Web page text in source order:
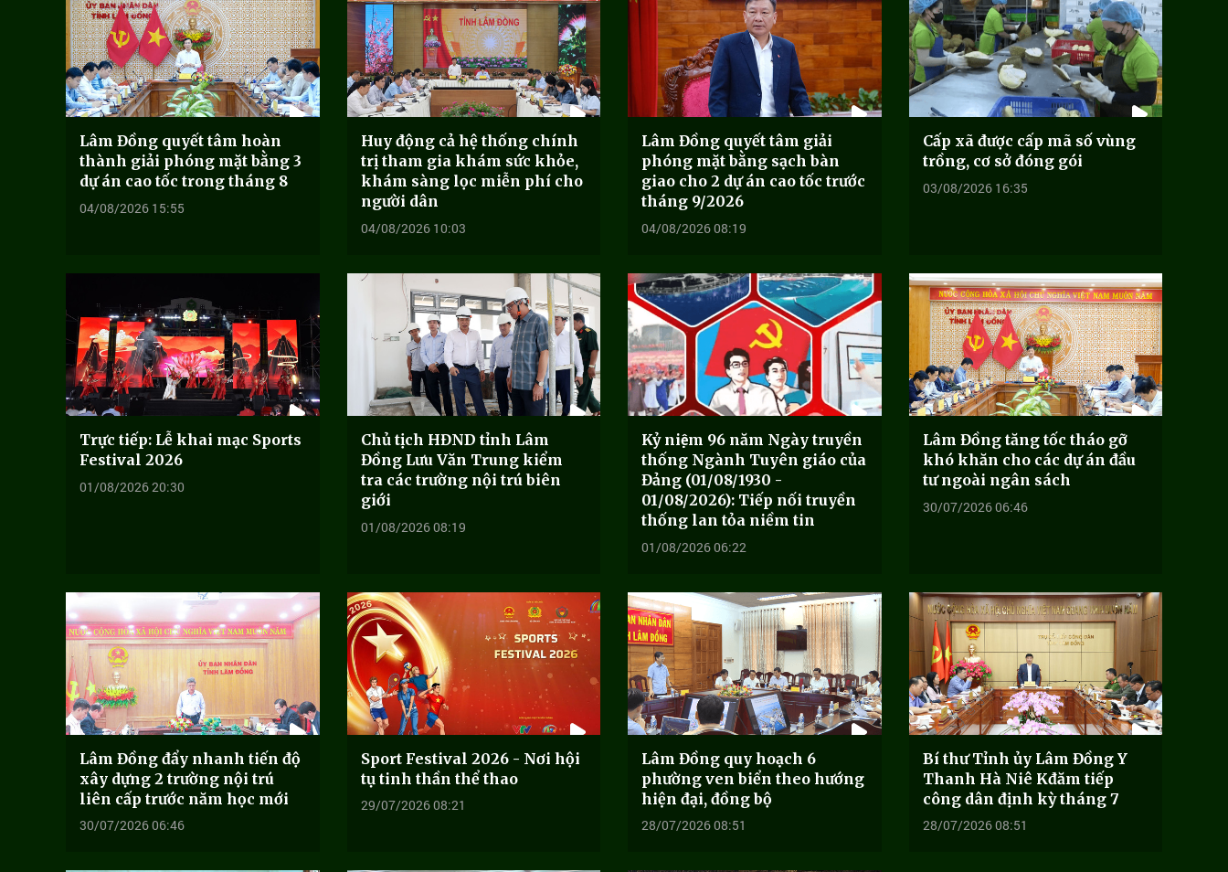
Lâm Đồng quyết tâm hoàn
thành giải phóng mặt bằng 3
dự án cao tốc trong tháng 8
04/08/2026 15:55
Huy động cả hệ thống chính
trị tham gia khám sức khỏe,
khám sàng lọc miễn phí cho
người dân
04/08/2026 10:03
Lâm Đồng quyết tâm giải
phóng mặt bằng sạch bàn
giao cho 2 dự án cao tốc trước
tháng 9/2026
04/08/2026 08:19
Cấp xã được cấp mã số vùng
trồng, cơ sở đóng gói
03/08/2026 16:35
Trực tiếp: Lễ khai mạc Sports
Festival 2026
01/08/2026 20:30
Chủ tịch HĐND tỉnh Lâm
Đồng Lưu Văn Trung kiểm
tra các trường nội trú biên
giới
01/08/2026 08:19
Kỷ niệm 96 năm Ngày truyền
thống Ngành Tuyên giáo của
Đảng (01/08/1930 -
01/08/2026): Tiếp nối truyền
thống lan tỏa niềm tin
01/08/2026 06:22
Lâm Đồng tăng tốc tháo gỡ
khó khăn cho các dự án đầu
tư ngoài ngân sách
30/07/2026 06:46
Lâm Đồng đẩy nhanh tiến độ
xây dựng 2 trường nội trú
liên cấp trước năm học mới
30/07/2026 06:46
Sport Festival 2026 - Nơi hội
tụ tinh thần thể thao
29/07/2026 08:21
Lâm Đồng quy hoạch 6
phường ven biển theo hướng
hiện đại, đồng bộ
28/07/2026 08:51
Bí thư Tỉnh ủy Lâm Đồng Y
Thanh Hà Niê Kđăm tiếp
công dân định kỳ tháng 7
28/07/2026 08:51